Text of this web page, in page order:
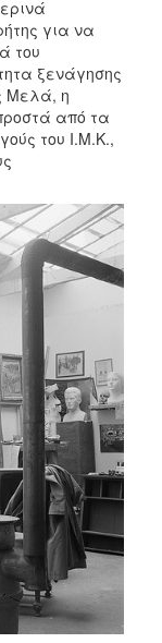
για να
του
ξενάγησης
Μελά, η
από τα
του Ι.Μ.Κ.,